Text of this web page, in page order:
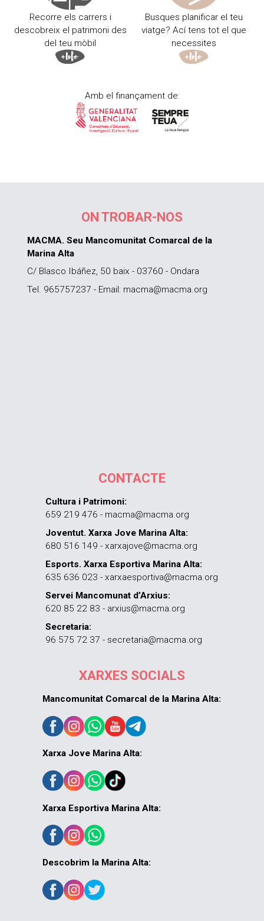
Recorre els carrers i
descobreix el patrimoni des
del teu mòbil
Busques planificar el teu
viatge? Ací tens tot el que
necessites
Amb el finançament de:
ON TROBAR-NOS
MACMA. Seu Mancomunitat Comarcal de la
Marina Alta
C/ Blasco Ibáñez, 50 baix - 03760 - Ondara
Tel. 965757237 - Email: macma@macma.org
CONTACTE
Cultura i Patrimoni:
659 219 476 - macma@macma.org
Joventut. Xarxa Jove Marina Alta:
680 516 149 - xarxajove@macma.org
Esports. Xarxa Esportiva Marina Alta:
635 636 023 - xarxaesportiva@macma.org
Servei Mancomunat d’Arxius:
620 85 22 83 - arxius@macma.org
Secretaria:
96 575 72 37 - secretaria@macma.org
XARXES SOCIALS
Mancomunitat Comarcal de la Marina Alta:
Xarxa Jove Marina Alta:
Xarxa Esportiva Marina Alta:
Descobrim la Marina Alta: